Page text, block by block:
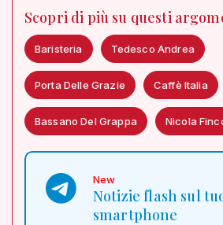
Scopri di più su questi
Baristeria Tedesco Andrea
Porta Delle Grazie Caffè Italia
Bassano Del Grappa Nicola
New
Notizie flash sul
smartphone